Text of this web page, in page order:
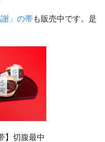
謝」の帯 も販売中です。是
】切腹最中